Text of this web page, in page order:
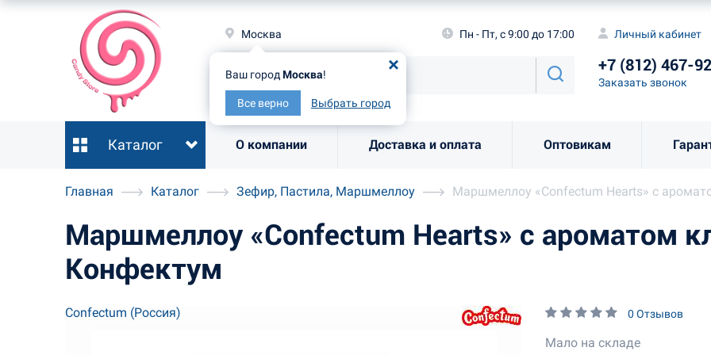
Москва
Ваш город Москва!
Все верно Выбрать город
Пн - Пт, с 9:00 до 17:00 Личный кабинет
+7 (812) 467-
Заказать звонок
Каталог О компании Доставка и оплата Оптовикам
Ваш городМосква
Все верно
Заказать
Главная Каталог Зефир, Пастила, Маршмеллоу Маршмеллоу «Confectum Hearts» с
Маршмеллоу «Confectum Hearts» с ароматом
Конфектум
Confectum (Россия) 0 Отзывов
Мало на складе